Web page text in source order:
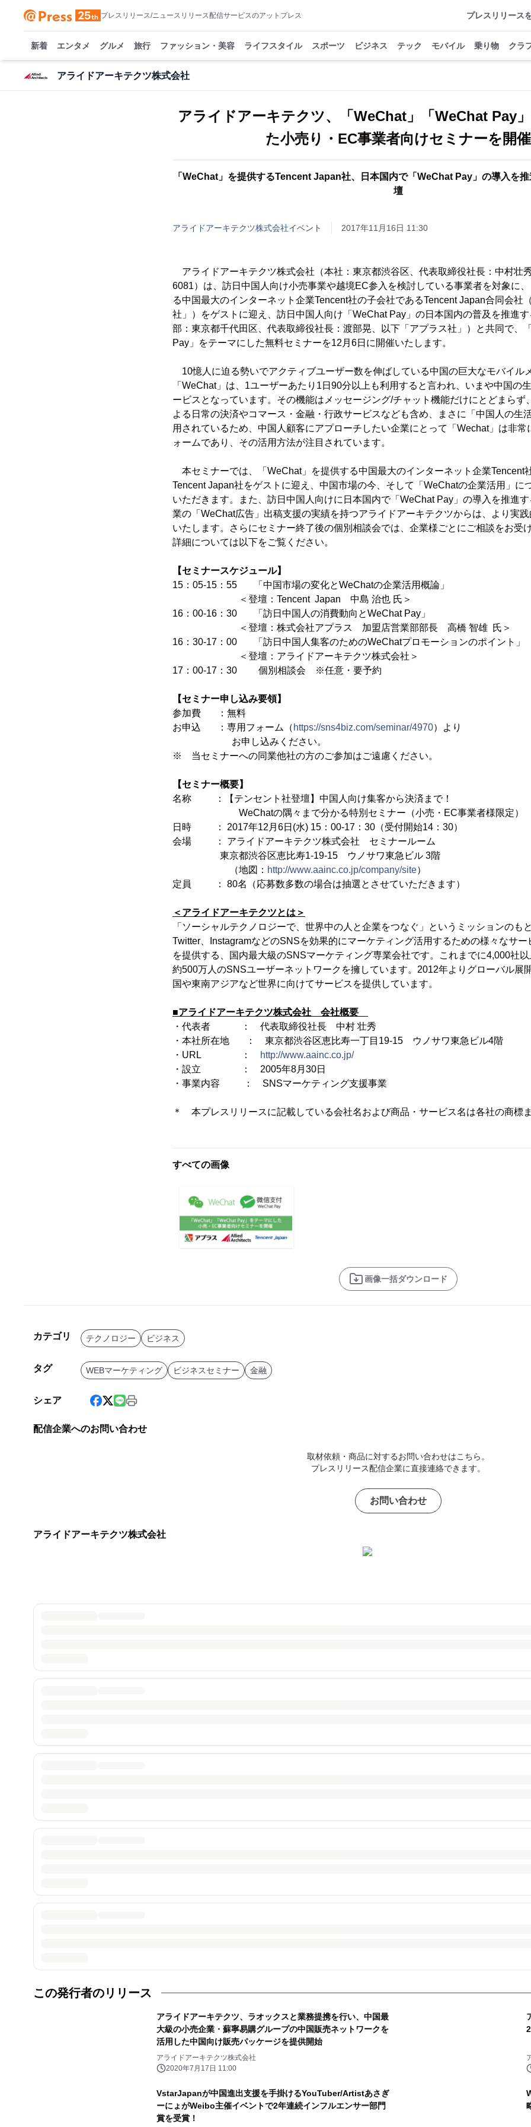
プレスリリース/ニュースリリース配信サービスのアットプレス プレスリリース
新着 エンタメ グルメ 旅行 ファッション・美容 ライフスタイル スポーツ ビジネス テック モバイル 乗り物 クラ
アライドアーキテクツ株式会社
アライドアーキテクツ、「WeChat」「WeChat Pay
「WeChat」を提供するTencent Japan社、日本国内で「WeChat Pay」の導入を
壇
アライドアーキテクツ株式会社イベント 2017年11月16日 11:30
アライドアーキテクツ株式会社（本社：東京都渋谷区、代表取締役社長：中村壮
6081）は、訪日中国人向け小売事業や越境EC参入を検討している事業者を対象に
る中国最大のインターネット企業Tencent社の子会社であるTencent Japan合同会社
社」）をゲストに迎え、訪日中国人向け「WeChat Pay」の日本国内の普及を推進
部：東京都千代田区、代表取締役社長：渡部晃、以下「アプラス社」）と共同で、
Pay」をテーマにした無料セミナーを12月6日に開催いたします。
10憶人に迫る勢いでアクティブユーザー数を伸ばしている中国の巨大なモバイル
「WeChat」は、1ユーザーあたり1日90分以上も利用すると言われ、いまや中国の
ービスとなっています。その機能はメッセージング/チャット機能だけにとどまらず
よる日常の決済やコマース・金融・行政サービスなども含め、まさに「中国人の生
用されているため、中国人顧客にアプローチしたい企業にとって「Wechat」は非常
ォームであり、その活用方法が注目されています。
本セミナーでは、「WeChat」を提供する中国最大のインターネット企業Tencent
Tencent Japan社をゲストに迎え、中国市場の今、そして「WeChatの企業活用」に
いただきます。また、訪日中国人向けに日本国内で「WeChat Pay」の導入を推進
業の「WeChat広告」出稿支援の実績を持つアライドアーキテクツからは、より実
いたします。さらにセミナー終了後の個別相談会では、企業様ごとにご相談をお受
詳細については以下をご覧ください。
【セミナースケジュール】
15：05-15：55 「中国市場の変化とWeChatの企業活用概論」
＜登壇：Tencent Japan 中島 治也 氏＞
16：00-16：30 「訪日中国人の消費動向とWeChat Pay」
＜登壇：株式会社アプラス 加盟店営業部部長 高橋 智雄 氏＞
16：30-17：00 「訪日中国人集客のためのWeChatプロモーションのポイント」
＜登壇：アライドアーキテクツ株式会社＞
17：00-17：30 個別相談会 ※任意・要予約
【セミナー申し込み要領】
参加費 ：無料
お申込 ：専用フォーム（ https://sns4biz.com/seminar/4970）より
お申し込みください。
※ 当セミナーへの同業他社の方のご参加はご遠慮ください。
【セミナー概要】
名称 ：【テンセント社登壇】中国人向け集客から決済まで！
WeChatの隅々まで分かる特別セミナー（小売・EC事業者様限定）
日時 ： 2017年12月6日(水) 15：00-17：30（受付開始14：30）
会場 ： アライドアーキテクツ株式会社 セミナールーム
東京都渋谷区恵比寿1-19-15 ウノサワ東急ビル 3階
（地図： http://www.aainc.co.jp/company/site）
定員 ： 80名（応募数多数の場合は抽選とさせていただきます）
＜アライドアーキテクツとは＞
「ソーシャルテクノロジーで、世界中の人と企業をつなぐ」というミッションのも
Twitter、InstagramなどのSNSを効果的にマーケティング活用するための様々なサー
を提供する、国内最大級のSNSマーケティング専業会社です。これまでに4,000社以
約500万人のSNSユーザーネットワークを擁しています。2012年よりグローバル展
国や東南アジアなど世界に向けてサービスを提供しています。
■アライドアーキテクツ株式会社 会社概要
・代表者 ： 代表取締役社長 中村 壮秀
・本社所在地 ： 東京都渋谷区恵比寿一丁目19-15 ウノサワ東急ビル4階
・URL ：
http://www.aainc.co.jp/
・設立 ： 2005年8月30日
・事業内容 ： SNSマーケティング支援事業
＊ 本プレスリリースに記載している会社名および商品・サービス名は各社の商標
すべての画像
画像一括ダウンロード
カテゴリ テクノロジー ビジネス
タグ WEBマーケティング ビジネスセミナー 金融
シェア
配信企業へのお問い合わせ
取材依頼・商品に対するお問い合わせはこちら。
プレスリリース配信企業に直接連絡できます。
お問い合わせ
アライドアーキテクツ株式会社
この発行者のリリース
アライドアーキテクツ、ラオックスと業務提携を行い、中国最
大級の小売企業・蘇寧易購グループの中国販売ネットワークを
活用した中国向け販売パッケージを提供開始
アライドアーキテクツ株式会社
2020年7月17日 11:00
VstarJapanが中国進出支援を手掛けるYouTuber/Artistあさぎ
ーにょがWeibo主催イベントで2年連続インフルエンサー部門
賞を受賞！